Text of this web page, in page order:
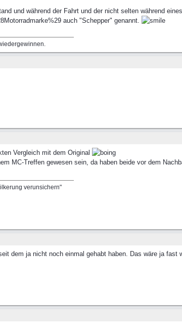
und während der Fahrt und der nicht selten während
auch "Schepper" genannt.
Vergleich mit dem Original
MC-Treffen gewesen sein, da haben beide vor dem
verunsichern"
dem ja nicht noch einmal gehabt haben. Das wäre ja